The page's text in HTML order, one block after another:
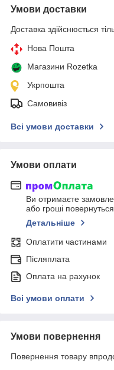
Умови доставки
Доставка здійснюється
Нова Пошта
Магазини Rozetka
Укрпошта
Самовивіз
Всі умови доставки
Умови оплати
Ви отримаєте
або гроші
Детальніше
Оплатити частинами
Післяплата
Оплата на рахунок
Всі умови оплати
Умови повернення
Повернення товару